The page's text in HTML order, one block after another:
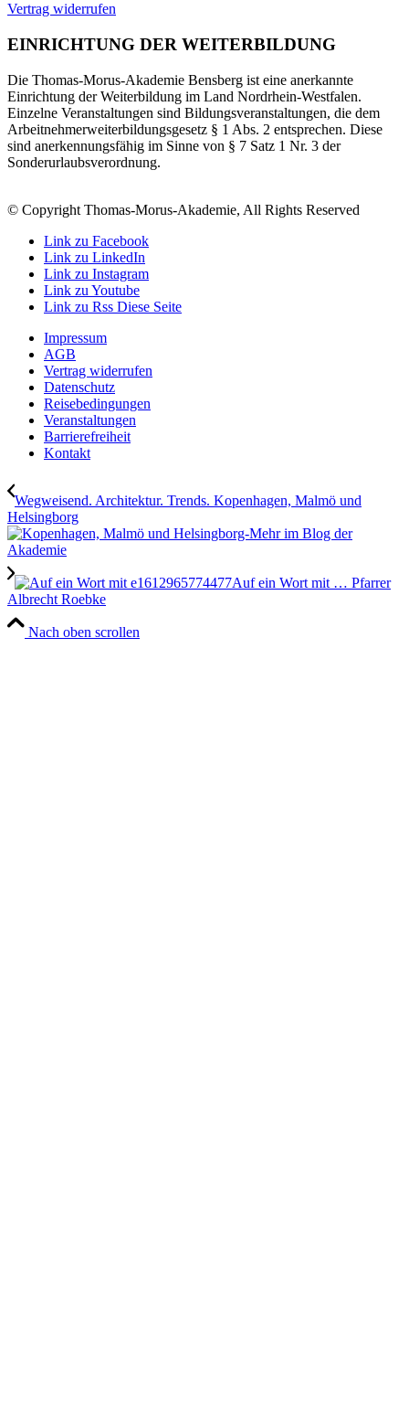
Vertrag widerrufen
EINRICHTUNG DER WEITERBILDUNG
Die Thomas-Morus-Akademie Bensberg ist eine anerkannte
Einrichtung der Weiterbildung im Land Nordrhein-Westfalen.
Einzelne Veranstaltungen sind Bildungsveranstaltungen, die dem
Arbeitnehmerweiterbildungsgesetz § 1 Abs. 2 entsprechen. Diese
sind anerkennungsfähig im Sinne von § 7 Satz 1 Nr. 3 der
Sonderurlaubsverordnung.
© Copyright Thomas-Morus-Akademie, All Rights Reserved
Link zu Facebook
Link zu LinkedIn
Link zu Instagram
Link zu Youtube
Link zu Rss Diese Seite
Impressum
AGB
Vertrag widerrufen
Datenschutz
Reisebedingungen
Veranstaltungen
Barrierefreiheit
Kontakt
Wegweisend. Architektur. Trends. Kopenhagen, Malmö und
Helsingborg
Auf ein Wort mit … Pfarrer
Albrecht Roebke
Nach oben scrollen